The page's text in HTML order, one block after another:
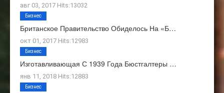
авг 03, 2017 Hits:13032
Британское Правительство Обиделось На «Б…
окт 01, 2017 Hits:12983
Бизнес
Изготавливающая С 1939 Года Бюстгалтеры …
янв 11, 2018 Hits:12883
Бизнес
Бизнес